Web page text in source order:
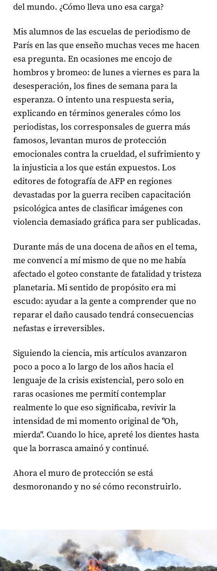
del mundo. ¿Cómo lleva uno esa carga?
Mis alumnos de las escuelas de periodismo de
París en las que enseño muchas veces me hacen
esa pregunta. En ocasiones me encojo de
hombros y bromeo: de lunes a viernes es para la
desesperación, los fines de semana para la
esperanza. O intento una respuesta seria,
explicando en términos generales cómo los
periodistas, los corresponsales de guerra más
famosos, levantan muros de protección
emocionales contra la crueldad, el sufrimiento y
la injusticia a los que están expuestos. Los
editores de fotografía de AFP en regiones
devastadas por la guerra reciben capacitación
psicológica antes de clasificar imágenes con
violencia demasiado gráfica para ser publicadas.
Durante más de una docena de años en el tema,
me convencí a mí mismo de que no me había
afectado el goteo constante de fatalidad y tristeza
planetaria. Mi sentido de propósito era mi
escudo: ayudar a la gente a comprender que no
reparar el daño causado tendrá consecuencias
nefastas e irreversibles.
Siguiendo la ciencia, mis artículos avanzaron
poco a poco a lo largo de los años hacia el
lenguaje de la crisis existencial, pero solo en
raras ocasiones me permití contemplar
realmente lo que eso significaba, revivir la
intensidad de mi momento original de "Oh,
mierda". Cuando lo hice, apreté los dientes hasta
que la borrasca amainó y continué.
Ahora el muro de protección se está
desmoronando y no sé cómo reconstruirlo.